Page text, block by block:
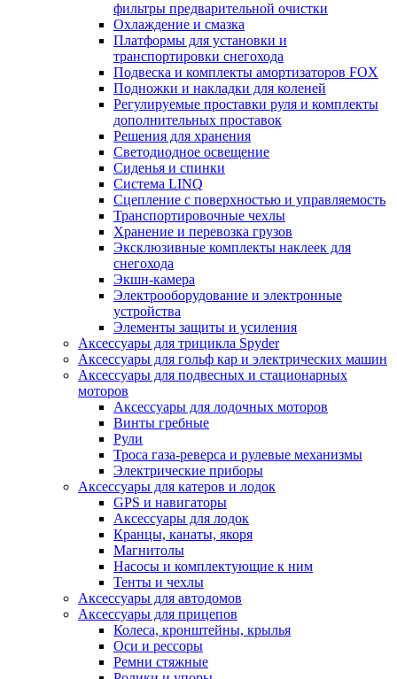
фильтры предварительной очистки
Охлаждение и смазка
Платформы для установки и
транспортировки снегохода
Подвеска и комплекты амортизаторов FOX
Подножки и накладки для коленей
Регулируемые проставки руля и комплекты
дополнительных проставок
Решения для хранения
Светодиодное освещение
Сиденья и спинки
Система LINQ
Сцепление с поверхностью и управляемость
Транспортировочные чехлы
Хранение и перевозка грузов
Эксклюзивные комплекты наклеек для
снегохода
Экшн-камера
Электрооборудование и электронные
устройства
Элементы защиты и усиления
Аксессуары для трицикла Spyder
Аксессуары для гольф кар и электрических машин
Аксессуары для подвесных и стационарных
моторов
Аксессуары для лодочных моторов
Винты гребные
Рули
Троса газа-реверса и рулевые механизмы
Электрические приборы
Аксессуары для катеров и лодок
GPS и навигаторы
Аксессуары для лодок
Кранцы, канаты, якоря
Магнитолы
Насосы и комплектующие к ним
Тенты и чехлы
Аксессуары для автодомов
Аксессуары для прицепов
Колеса, кронштейны, крылья
Оси и рессоры
Ремни стяжные